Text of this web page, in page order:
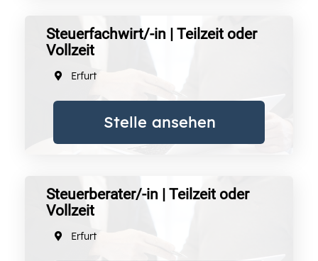
Steuerfachwirt/-in | Teilzeit oder
Vollzeit
Erfurt
Stelle ansehen
Steuerberater/-in | Teilzeit oder
Vollzeit
Erfurt